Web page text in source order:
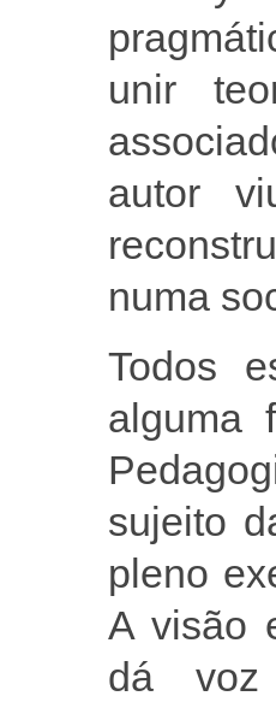
unir
autor
numa
Todos
alguma
sujeito
pleno
A visão
dá voz